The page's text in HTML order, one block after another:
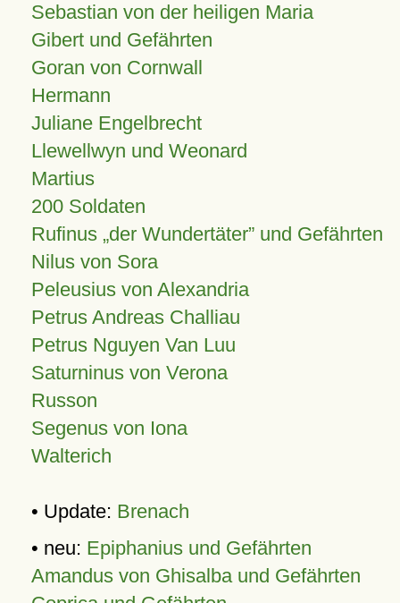
Sebastian von der heiligen Maria
Gibert und Gefährten
Goran von Cornwall
Hermann
Juliane Engelbrecht
Llewellwyn und Weonard
Martius
200 Soldaten
Rufinus „der Wundertäter” und Gefährten
Nilus von Sora
Peleusius von Alexandria
Petrus Andreas Challiau
Petrus Nguyen Van Luu
Saturninus von Verona
Russon
Segenus von Iona
Walterich
• Update: Brenach
• neu: Epiphanius und Gefährten
Amandus von Ghisalba und Gefährten